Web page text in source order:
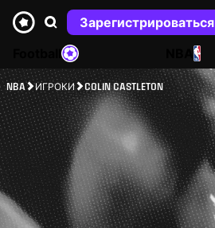
Зарегистрироваться
NBA
NBA ИГРОКИ COLIN CASTLETON